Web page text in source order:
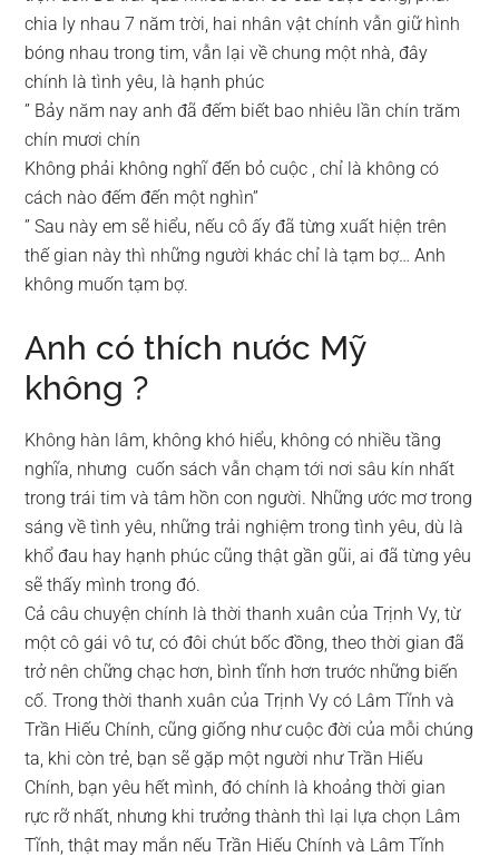
chia ly nhau 7 năm trời, hai nhân vật chính vẫn giữ hình
bóng nhau trong tim, vẫn lại về chung một nhà, đây
chính là tình yêu, là hạnh phúc
” Bảy năm nay anh đã đếm biết bao nhiêu lần chín trăm
chín mươi chín
Không phải không nghĩ đến bỏ cuộc , chỉ là không có
cách nào đếm đến một nghìn”
” Sau này em sẽ hiểu, nếu cô ấy đã từng xuất hiện trên
thế gian này thì những người khác chỉ là tạm bợ… Anh
không muốn tạm bợ.
Anh có thích nước Mỹ
không ?
Không hàn lâm, không khó hiểu, không có nhiều tầng
nghĩa, nhưng cuốn sách vẫn chạm tới nơi sâu kín nhất
trong trái tim và tâm hồn con người. Những ước mơ trong
sáng về tình yêu, những trải nghiệm trong tình yêu, dù là
khổ đau hay hạnh phúc cũng thật gần gũi, ai đã từng yêu
sẽ thấy mình trong đó.
Cả câu chuyện chính là thời thanh xuân của Trịnh Vy, từ
một cô gái vô tư, có đôi chút bốc đồng, theo thời gian đã
trở nên chững chạc hơn, bình tĩnh hơn trước những biến
cố. Trong thời thanh xuân của Trịnh Vy có Lâm Tĩnh và
Trần Hiếu Chính, cũng giống như cuộc đời của mỗi chúng
ta, khi còn trẻ, bạn sẽ gặp một người như Trần Hiếu
Chính, bạn yêu hết mình, đó chính là khoảng thời gian
rực rỡ nhất, nhưng khi trưởng thành thì lại lựa chọn Lâm
Tĩnh, thật may mắn nếu Trần Hiếu Chính và Lâm Tĩnh